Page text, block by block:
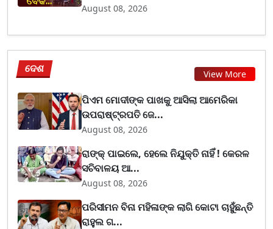
August 08, 2026
ଦେଶ View More
ପିଏମ ମୋଦୀଙ୍କ ପାଖକୁ ଆସିଲା ଆମେରିକା
ଉପରାଷ୍ଟ୍ରପତି ଜେ...
August 08, 2026
ରାଙ୍କ୍ ପାଇଲେ, ହେଲେ ନିଯୁକ୍ତି ନାହିଁ ! କେରଳ
ସଚିବାଳୟ ଆ...
August 08, 2026
ପରିସୀମନ ବିନା ମହିଳାଙ୍କ ଲାଗି କୋଟା ଚାହୁଁଛନ୍ତି
ରାହୁଲ ଗ...